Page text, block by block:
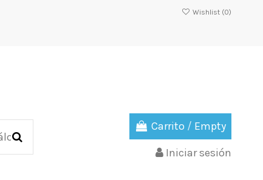
Wishlist (0)
Carrito / Empty
Iniciar sesión